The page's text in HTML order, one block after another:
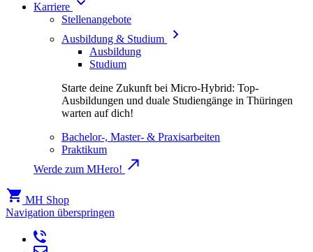
Karriere
Stellenangebote
Ausbildung & Studium
Ausbildung
Studium
Starte deine Zukunft bei Micro-Hybrid: Top-
Ausbildungen und duale Studiengänge in Thüringen
warten auf dich!
Bachelor-, Master- & Praxisarbeiten
Praktikum
Werde zum MHero!
MH Shop
Navigation überspringen